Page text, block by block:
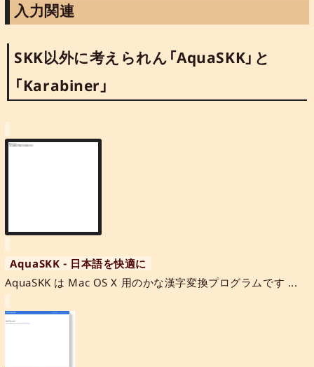
入力関連
SKK以外に考えられん「AquaSKK」と
「Karabiner」
AquaSKK - 日本語を快適に
AquaSKK は Mac OS X 用のかな漢字変換プログラムです ...